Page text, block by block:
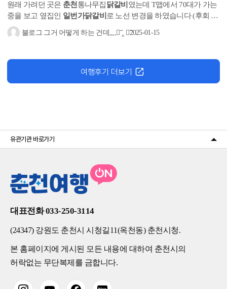
원래 가려던 곳은 춘천통나무집닭갈비 였는데 T맵에서 70대가 가는
중을 보고 옆집인 일번가닭갈비 로 노선 변경을 하였습니다 (후회 없
는 선택!♪´▽｀) 입구가 커서 찾기 쉬웠고 주차장도 넓었어요! 계단
위로...
블로그 그거 어떻게 하는 건데,,,,﹒︣ ‸ ﹒︣2025-01-15
여행후기 더보기
유관기관 바로가기
대표전화 033-250-3114
(24347) 강원도 춘천시 시청길11(옥천동) 춘천시청.
본 홈페이지에 게시된 모든 내용에 대하여 춘천시의
허락없는 무단복제를 금합니다.